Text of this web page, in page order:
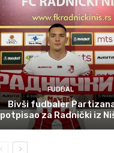
FUDBAL
Bivši fudbaler
potpisao za Radnički iz